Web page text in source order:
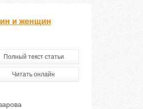
и женщин
Полный текст статьи
Читать онлайн